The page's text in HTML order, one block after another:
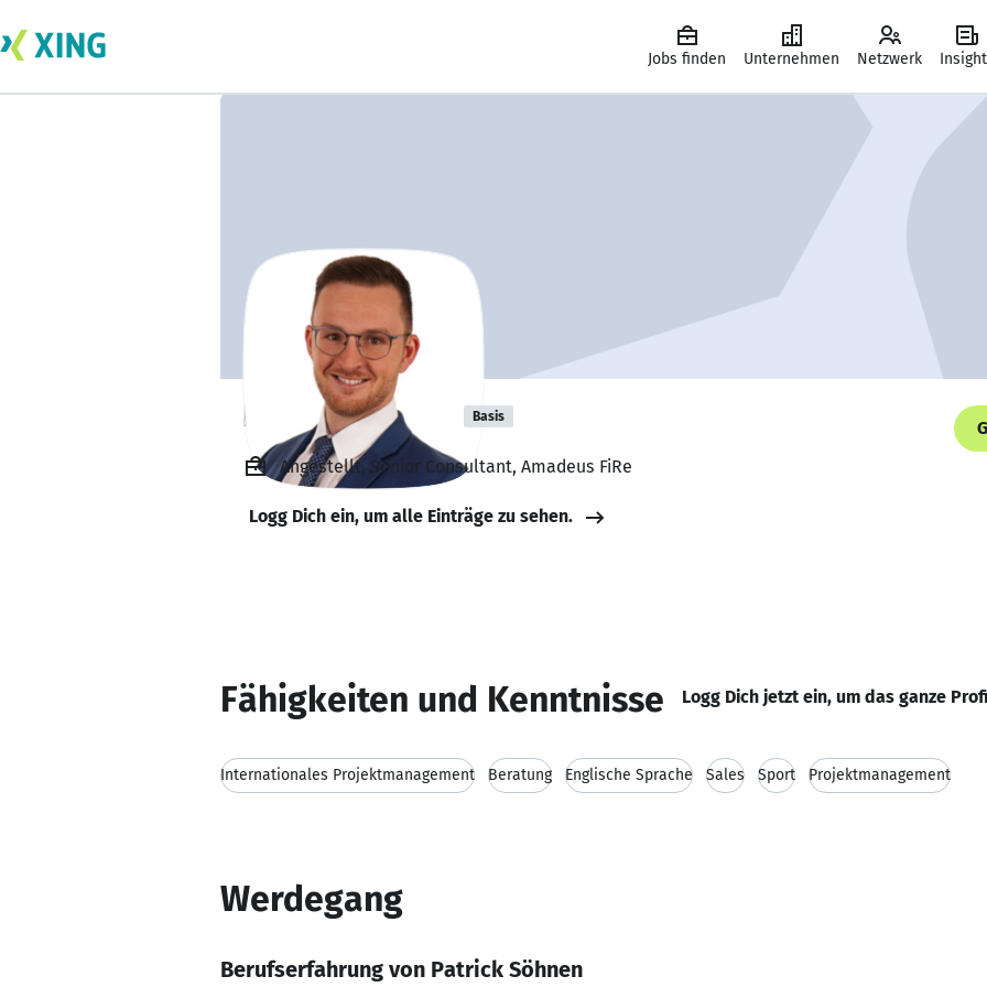
Jobs finden Unternehmen Netzwerk
Patrick Söhnen Basis
Angestellt, Senior Consultant, Amadeus FiRe
Logg Dich ein, um alle Einträge zu sehen.
Fähigkeiten und Kenntnisse Logg Dich jetzt ein, um das ganze
Internationales Projektmanagement Beratung Englische Sprache Sales Sport Projektmanagement
Werdegang
Berufserfahrung von Patrick Söhnen